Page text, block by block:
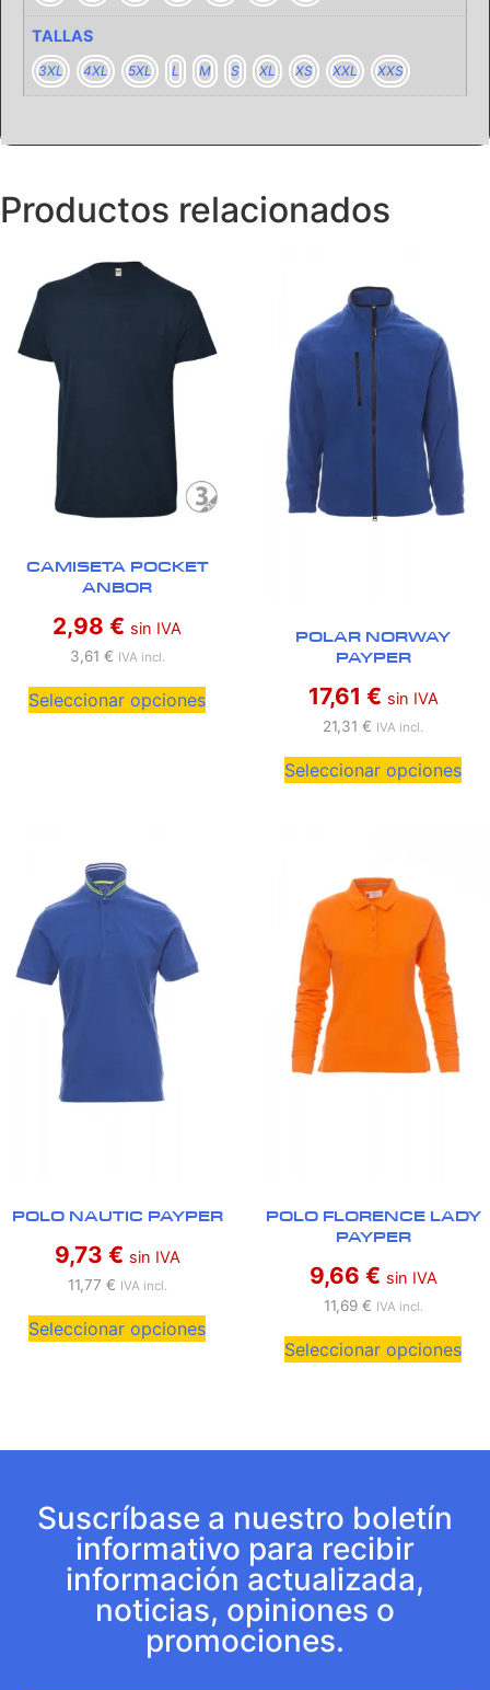
TALLAS
3XL 4XL 5XL L M S XL XS XXL XXS
Productos relacionados
CAMISETA POCKET
ANBOR
2,98 € sin IVA
3,61 € IVA incl.
Seleccionar opciones
POLAR NORWAY
PAYPER
17,61 € sin IVA
21,31 € IVA incl.
Seleccionar opciones
POLO NAUTIC PAYPER
9,73 € sin IVA
11,77 € IVA incl.
Seleccionar opciones
POLO FLORENCE LADY
PAYPER
9,66 € sin IVA
11,69 € IVA incl.
Seleccionar opciones
Suscríbase a nuestro boletín
informativo para recibir
información actualizada,
noticias, opiniones o
promociones.